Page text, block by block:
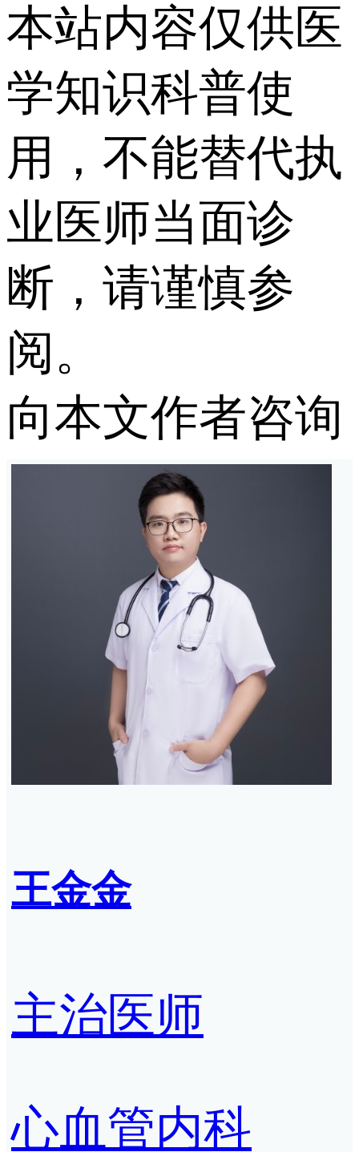
本站内容仅供医
学知识科普使
用，不能替代执
业医师当面诊
断，请谨慎参
阅。
向本文作者咨询
王金金
主治医师
心血管内科